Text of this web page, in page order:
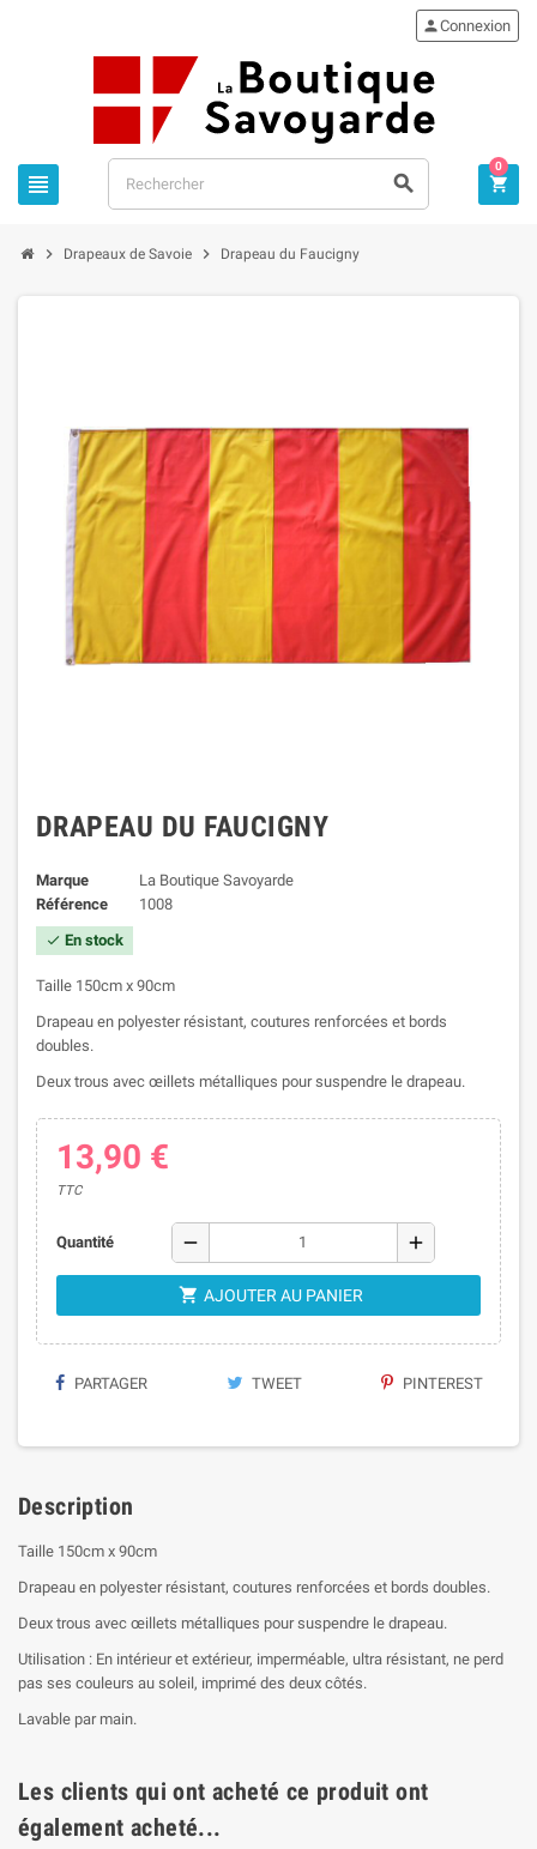
 
Connexion

0
 Drapeaux de Savoie  Drapeau du Faucigny
DRAPEAU DU FAUCIGNY
Marque
La Boutique Savoyarde
Référence
1008
 En stock
Taille 150cm x 90cm
Drapeau en polyester résistant, coutures renforcées et bords
doubles.
Deux trous avec œillets métalliques pour suspendre le drapeau.
13,90 €
TTC
Quantité remove add
 AJOUTER AU PANIER
PARTAGER TWEET PINTEREST
Description
Taille 150cm x 90cm
Drapeau en polyester résistant, coutures renforcées et bords doubles.
Deux trous avec œillets métalliques pour suspendre le drapeau.
Utilisation : En intérieur et extérieur, imperméable, ultra résistant, ne perd
pas ses couleurs au soleil, imprimé des deux côtés.
Lavable par main.
Les clients qui ont acheté ce produit ont
également acheté...